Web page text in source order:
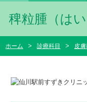
稗粒腫（は
ホーム 診療科目 皮